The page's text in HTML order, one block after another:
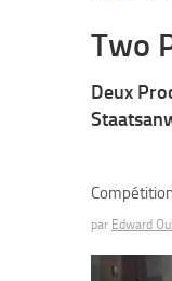
Two
Deux
Compétition
par Edward